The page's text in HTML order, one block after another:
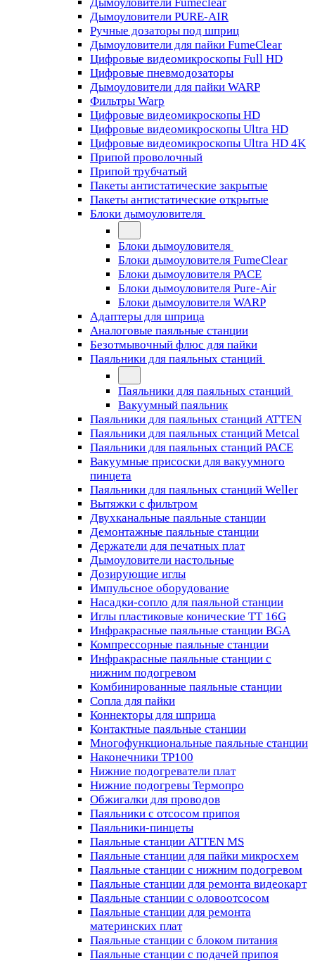
Дымоуловители PURE-AIR
Ручные дозаторы под шприц
Дымоуловители для пайки FumeClear
Цифровые видеомикроскопы Full HD
Цифровые пневмодозаторы
Дымоуловители для пайки WARP
Фильтры Warp
Цифровые видеомикроскопы HD
Цифровые видеомикроскопы Ultra HD
Цифровые видеомикроскопы Ultra HD 4K
Припой проволочный
Припой трубчатый
Пакеты антистатические закрытые
Пакеты антистатические открытые
Блоки дымоуловителя
Блоки дымоуловителя
Блоки дымоуловителя FumeClear
Блоки дымоуловителя PACE
Блоки дымоуловителя Pure-Air
Блоки дымоуловителя WARP
Адаптеры для шприца
Аналоговые паяльные станции
Безотмывочный флюс для пайки
Паяльники для паяльных станций
Паяльники для паяльных станций
Вакуумный паяльник
Паяльники для паяльных станций ATTEN
Паяльники для паяльных станций Metcal
Паяльники для паяльных станций PACE
Вакуумные присоски для вакуумного
пинцета
Паяльники для паяльных станций Weller
Вытяжки с фильтром
Двухканальные паяльные станции
Демонтажные паяльные станции
Держатели для печатных плат
Дымоуловители настольные
Дозирующие иглы
Импульсное оборудование
Насадки-сопло для паяльной станции
Иглы пластиковые конические TT 16G
Инфракрасные паяльные станции BGA
Компрессорные паяльные станции
Инфракрасные паяльные станции с
нижним подогревом
Комбинированные паяльные станции
Сопла для пайки
Коннекторы для шприца
Контактные паяльные станции
Многофункциональные паяльные станции
Наконечники TP100
Нижние подогреватели плат
Нижние подогревы Термопро
Обжигалки для проводов
Паяльники с отсосом припоя
Паяльники-пинцеты
Паяльные станции ATTEN MS
Паяльные станции для пайки микросхем
Паяльные станции с нижним подогревом
Паяльные станции для ремонта видеокарт
Паяльные станции с оловоотсосом
Паяльные станции для ремонта
материнских плат
Паяльные станции с блоком питания
Паяльные станции с подачей припоя